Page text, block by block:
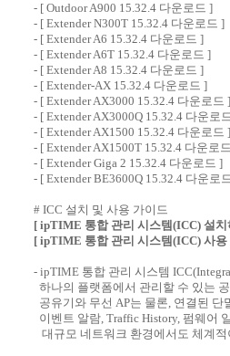
- [ Outdoor A900 15.32.4 다운로드 ]
- [ Extender N300T 15.32.4 다운로드 ]
- [ Extender A6 15.32.4 다운로드 ]
- [ Extender A6T 15.32.4 다운로드 ]
- [ Extender A8 15.32.4 다운로드 ]
- [ Extender-AX 15.32.4 다운로드 ]
- [ Extender AX3000 15.32.4 다운로드 ]
- [ Extender AX3000Q 15.32.4 다운로
- [ Extender AX1500 15.32.4 다운로드 ]
- [ Extender AX1500T 15.32.4 다운로드
- [ Extender Giga 2 15.32.4 다운로드 ]
- [ Extender BE3600Q 15.32.4 다운로
# ICC 설치 및 사용 가이드
[ ipTIME 통합 관리 시스템(ICC) 설치
[ ipTIME 통합 관리 시스템(ICC) 사용
- ipTIME 통합 관리 시스템
하나의 플랫폼에서 관리할 수 있는
공유기와 무선 AP는 물론, 연결된
이벤트 알람, Traffic History, 펌웨어
대규모 네트워크 환경에서도 체계